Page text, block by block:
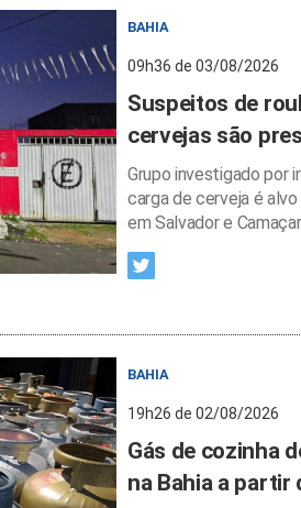
BAHIA
09h36 de 03/08/2026
Suspeitos de
cervejas são
Grupo investigado por
carga de cerveja é
em Salvador e
BAHIA
19h26 de 02/08/2026
Gás de cozinha
na Bahia a